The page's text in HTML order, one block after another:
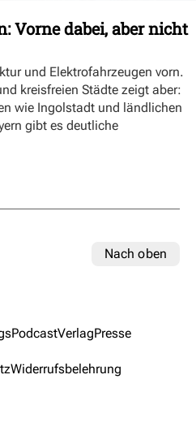
Vorne dabei, aber nicht
und Elektrofahrzeugen vorn.
kreisfreien Städte zeigt aber:
wie Ingolstadt und ländlichen
gibt es deutliche
Nach oben
PodcastVerlagPresse
Widerrufsbelehrung